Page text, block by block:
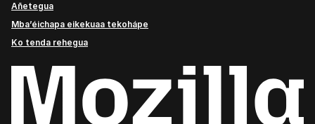
Añetegua
Mba’éichapa eikekuaa tekohápe
Ko tenda rehegua